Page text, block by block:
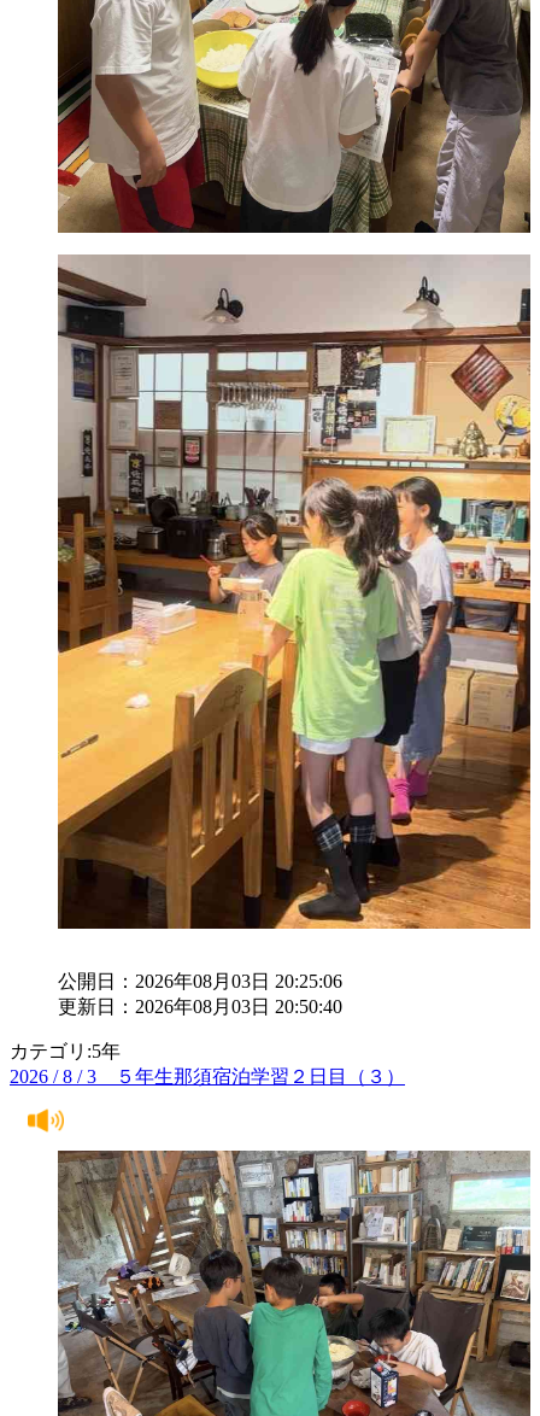
公開日：2026年08月03日 20:25:06
更新日：2026年08月03日 20:50:40
カテゴリ:5年
2026 / 8 / 3 ５年生那須宿泊学習２日目（３）